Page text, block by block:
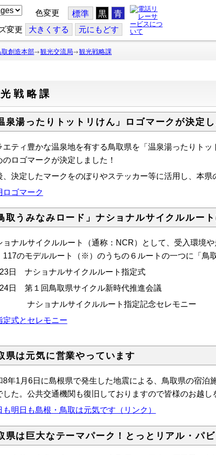
色変更 標準 黒 青
変更 大きくする 元にもどす
取創造本部 観光交流局 観光戦略課
戦略課
泉湯ったりトットリけん」ロゴマークが決定し
エティ豊かな温泉地を有する鳥取県を「温泉湯ったりト
のロゴマークが決定しました！
、決定したマークをのぼりやステッカー等に活用し、本県
ロゴマーク
取うみなみロード」ナショナルサイクルルー
ョナルサイクルルート（通称：NCR）として、受入環境
117のモデルルート（※）のうちの６ルートの一つに「鳥
日 ナショナルサイクルルート指定式
日 第１回鳥取県サイクル新時代推進会議
ナショナルサイクルルート指定記念セレモニー
定式とセレモニー
県は元気に営業やっています
8年1 月 6日に島根県で発生した地震による、鳥取県の宿泊
した。公共交通機関も復旧しておりますので皆様のお越し
も明日も島根・鳥取は元気です（リンク）
県は巨大なテーマパーク！とっとリアル・パビ